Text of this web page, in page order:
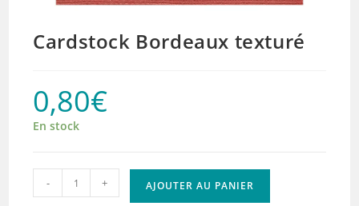
Cardstock Bordeaux texturé
0,80€
En stock
quantité
de
- + AJOUTER AU PANIER